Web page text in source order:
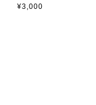
¥3,000